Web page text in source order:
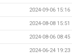
2024-09-06 15:16
2024-08-08 15:51
2024-08-06 08:45
2024-06-24 19:23